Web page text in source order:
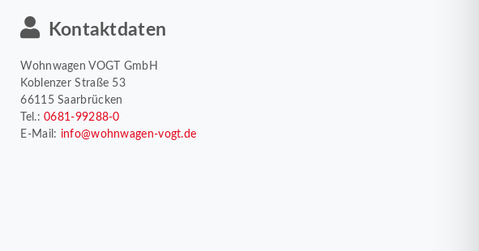
Kontaktdaten
Wohnwagen VOGT GmbH
Koblenzer Straße 53
66115 Saarbrücken
Tel.:0681-99288-0
E-Mail: info@wohnwagen-vogt.de